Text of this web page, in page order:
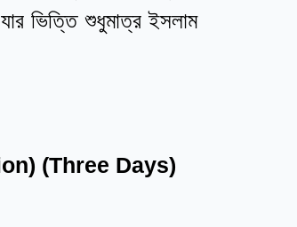
ভিত্তি শুধুমাত্র ইসলাম
(Three Days)